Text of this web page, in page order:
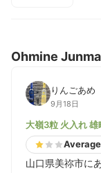
Ohmine
りんごあめ
9月18日
大嶺3粒 火入れ 雄
Average
山口県美祢市に